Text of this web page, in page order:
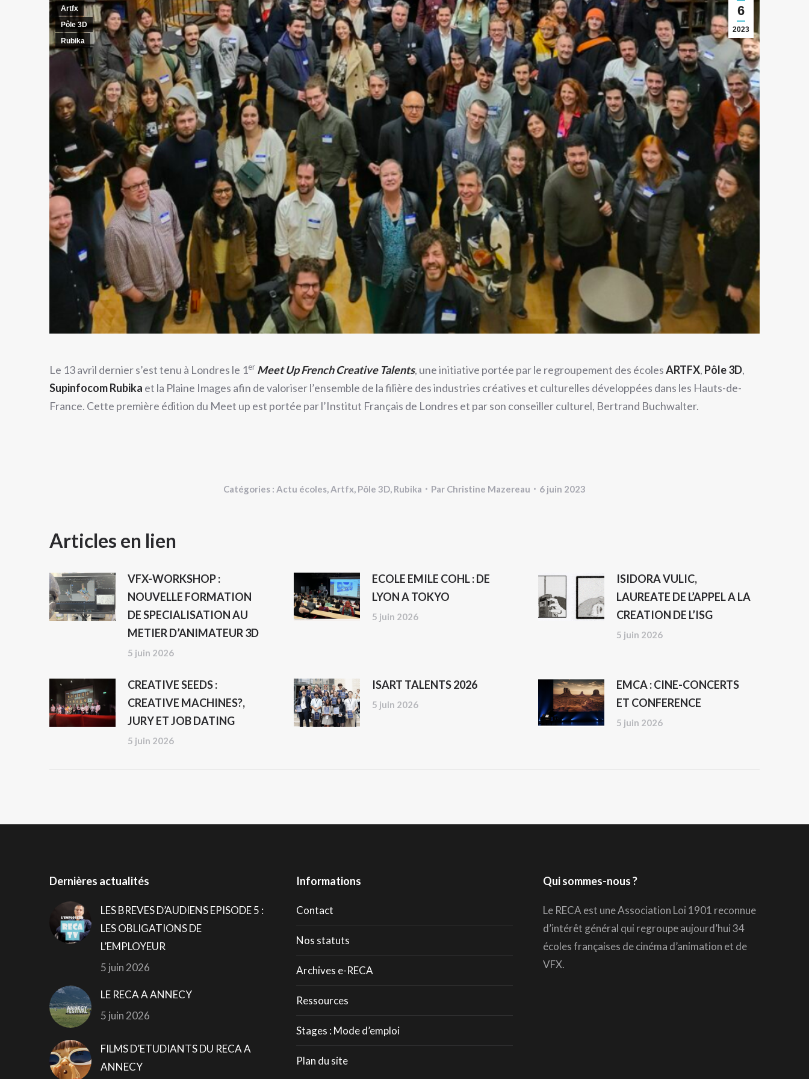
6
2023
Artfx
Pôle 3D
Rubika
Le 13 avril dernier s’est tenu à Londres le 1er Meet Up French Creative Talents, une initiative portée par le regroupement des écolesARTFX, Pôle 3D,
Supinfocom Rubika et la Plaine Images afin de valoriser l’ensemble de la filière des industries créatives et culturelles développées dans les Hauts-de-
France. Cette première édition du Meet up est portée par l’Institut Français de Londres et par son conseiller culturel, Bertrand Buchwalter.
Catégories : Actu écoles,Artfx, Pôle 3D, Rubika Par Christine Mazereau 6 juin 2023
NAVIGATION
ARTICLE
Articles en lien
VFX-WORKSHOP :
NOUVELLE FORMATION
DE SPECIALISATION AU
METIER D’ANIMATEUR 3D
5 juin 2026
ECOLE EMILE COHL : DE
LYON A TOKYO
5 juin 2026
ISIDORA VULIC,
LAUREATE DE L’APPEL A LA
CREATION DE L’ISG
5 juin 2026
CREATIVE SEEDS :
CREATIVE MACHINES?,
JURY ET JOB DATING
5 juin 2026
ISART TALENTS 2026
5 juin 2026
EMCA : CINE-CONCERTS
ET CONFERENCE
5 juin 2026
Dernières actualités
LES BREVES D’AUDIENS EPISODE 5 :
LES OBLIGATIONS DE
L’EMPLOYEUR
5 juin 2026
LE RECA A ANNECY
5 juin 2026
FILMS D’ETUDIANTS DU RECA A
ANNECY
Informations
Contact
Nos statuts
Archives e-RECA
Ressources
Stages : Mode d’emploi
Plan du site
Qui sommes-nous ?
Le RECA est une Association Loi 1901 reconnue
d’intérêt général qui regroupe aujourd’hui 34
écoles françaises de cinéma d’animation et de
VFX.